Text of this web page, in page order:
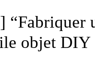
“Fabriquer
objet